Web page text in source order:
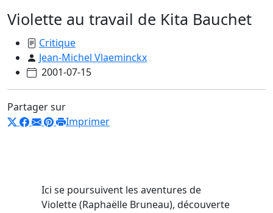
Violette au travail de Kita Bauchet
Critique
Jean-Michel Vlaeminckx
2001-07-15
Partager sur
Imprimer
Ici se poursuivent les aventures de
Violette (Raphaëlle Bruneau), découverte